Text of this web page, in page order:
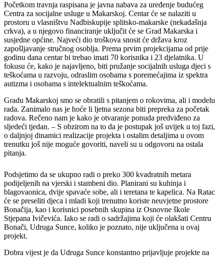
Početkom travnja raspisana je javna nabava za uređenje budućeg
Centra za socijalne usluge u Makarskoj. Centar će se nalaziti u
prostoru u vlasništvu Nadbiskupije splitsko-makarske (nekadašnja
crkva), a u njegovo financiranje uključit će se Grad Makarska i
susjedne općine. Najveći dio troškova snosit će država kroz
zapošljavanje stručnog osoblja. Prema prvim projekcijama od prije
godinu dana centar bi trebao imati 70 korisnika i 23 djelatnika. U
fokusu će, kako je najavljeno, biti pružanje socijalnih usluga djeci s
teškoćama u razvoju, odraslim osobama s poremećajima iz spektra
autizma i osobama s intelektualnim teškoćama.
Gradu Makarskoj smo se obratili s pitanjem o rokovima, ali i modelu
rada. Zanimalo nas je hoće li ljetna sezona biti prepreka za početak
radova. Rečeno nam je kako je otvaranje ponuda predviđeno za
sljedeći tjedan. – S obzirom na to da je postupak još uvijek u toj fazi,
o daljnjoj dinamici realizacije projekta i ostalim detaljima u ovom
trenutku još nije moguće govoriti, naveli su u odgovoru na ostala
pitanja.
Podsjetimo da se ukupno radi o preko 300 kvadratnih metara
podijeljenih na vjerski i stambeni dio. Planirani su kuhinja i
blagovaonica, dvije spavaće sobe, ali i teretana te kapelica. Na Ratac
će se preseliti djeca i mladi koji trenutno koriste neuvjetne prostore
Bonačija, kao i korisnici posebnih skupina iz Osnovne škole
Stjepana Ivičevića. Iako se radi o sadržajima koji će olakšati Centru
Bonači, Udruga Sunce, koliko je poznato, nije uključena u ovaj
projekt.
Dobra vijest je da Udruga Sunce konstantno prijavljuje projekte na